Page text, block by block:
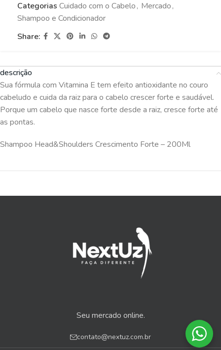
Categorias Cuidado com o Cabelo, Mercado,
Shampoo e Condicionador
Share:
descrição
Sua fórmula com Vitamina E tem efeito antioxidante no couro
cabeludo e cuida da raiz para o cabelo crescer forte e saudável.
Porque um cabelo que nasce forte desde a raiz, cresce forte até
as pontas.
Shampoo Head&Shoulders Crescimento Forte – 200Ml
Seu mercado online.
contato@nextuz.com.br